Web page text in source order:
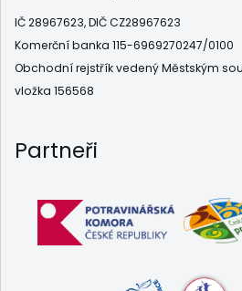
IČ 28967623, DIČ CZ28967623
Komerční banka 115-6969270247/0100
Obchodní rejstřík vedený Městským
vložka 156568
Partneři